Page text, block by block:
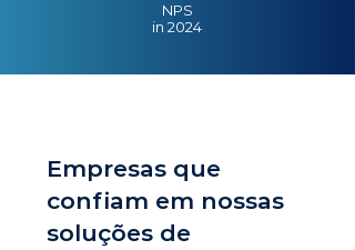
NPS
in 2024
Empresas que
confiam em nossas
soluções de